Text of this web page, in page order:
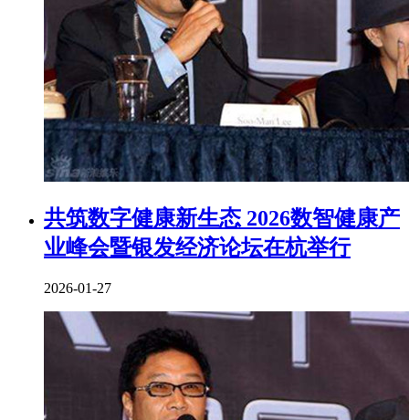
共筑数字健康新生态 2026数智健康产
业峰会暨银发经济论坛在杭举行
2026-01-27